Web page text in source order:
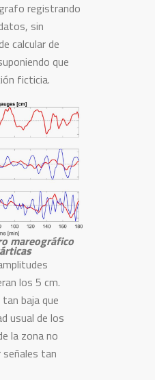
registrando
sin
calcular de
que
ficticia.
mareográfico
los 5 cm.
baja que
usual de los
la zona no
tan